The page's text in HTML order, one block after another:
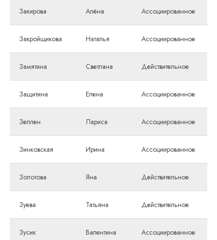
Закирова Алёна Ассоциированное
Закройщикова Наталья Ассоциированное
Замятина Светлана Действительное
Защитина Елена Ассоциированное
Зеллен Лариса Ассоциированное
Зинковская Ирина Ассоциированное
Золотова Яна Действительное
Зуева Татьяна Действительное
Зусик Валентина Ассоциированное